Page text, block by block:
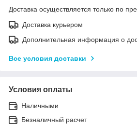
Доставка осуществляется только по
Доставка курьером
Дополнительная информация о
Все условия доставки
Условия оплаты
Наличными
Безналичный расчет